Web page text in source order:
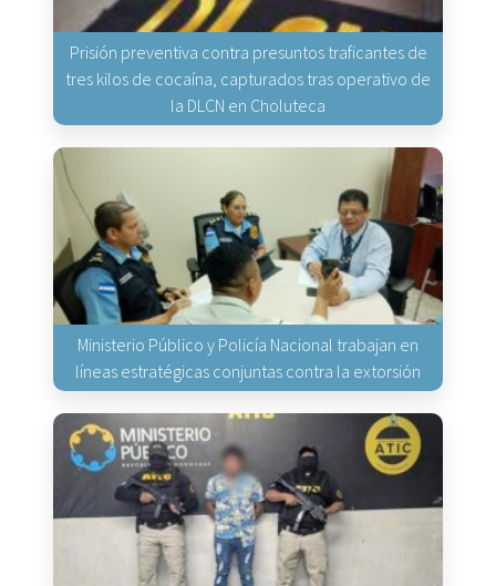
Prisión preventiva contra presuntos traficantes de
tres kilos de cocaína, capturados tras operativo de
la DLCN en Choluteca
Ministerio Público y Policía Nacional trabajan en
líneas estratégicas conjuntas contra la extorsión